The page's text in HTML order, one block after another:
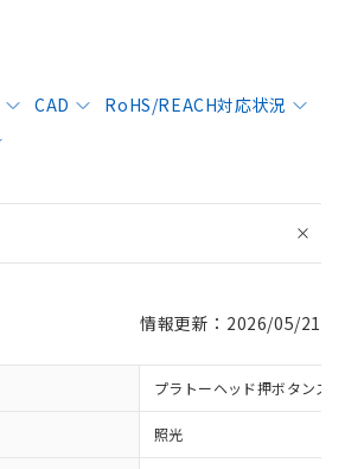
CAD
RoHS/REACH対応状況
情報更新：2026/05/21
プラトーヘッド押ボタンス
照光